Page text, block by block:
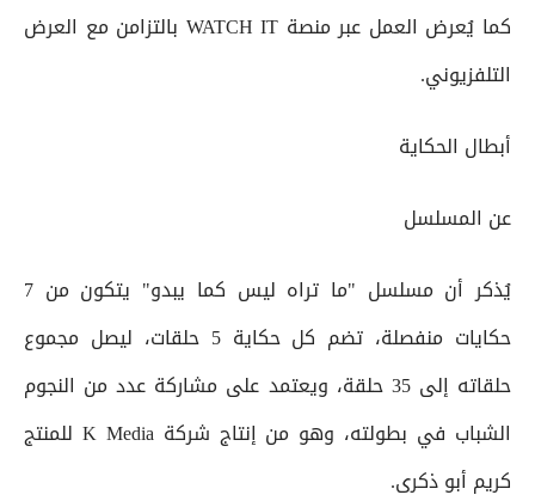
كما يُعرض العمل عبر منصة WATCH IT بالتزامن مع العرض
التلفزيوني.
أبطال الحكاية
عن المسلسل
يُذكر أن مسلسل "ما تراه ليس كما يبدو" يتكون من 7
حكايات منفصلة، تضم كل حكاية 5 حلقات، ليصل مجموع
حلقاته إلى 35 حلقة، ويعتمد على مشاركة عدد من النجوم
الشباب في بطولته، وهو من إنتاج شركة K Media للمنتج
كريم أبو ذكرى.